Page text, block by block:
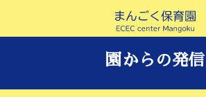
園からの発信